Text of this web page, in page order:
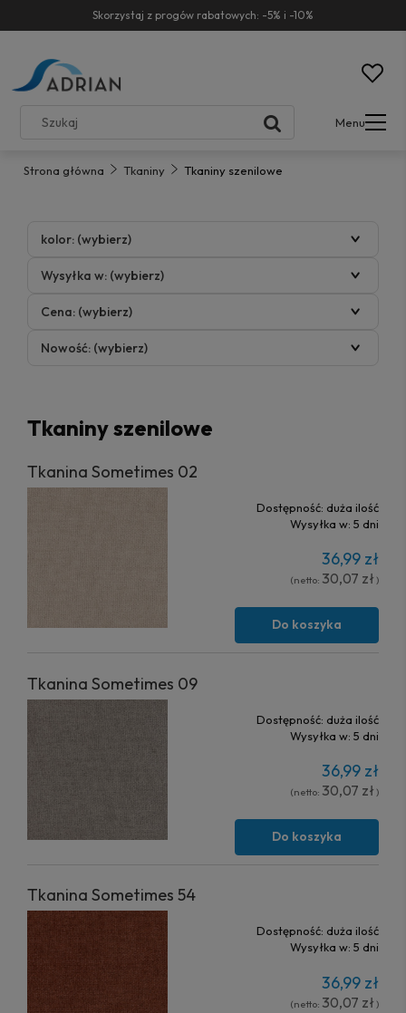
Skorzystaj z progów rabatowych: -5% i -10%
Menu
Strona główna Tkaniny Tkaniny szenilowe
kolor: (wybierz)
Wysyłka w: (wybierz)
Cena: (wybierz)
Nowość: (wybierz)
Tkaniny szenilowe
Tkanina Sometimes 02
Dostępność: duża ilość
Wysyłka w: 5 dni
36,99 zł
(netto: 30,07 zł )
Do koszyka
Tkanina Sometimes 09
Dostępność: duża ilość
Wysyłka w: 5 dni
36,99 zł
(netto: 30,07 zł )
Do koszyka
Tkanina Sometimes 54
Dostępność: duża ilość
Wysyłka w: 5 dni
36,99 zł
(netto: 30,07 zł )